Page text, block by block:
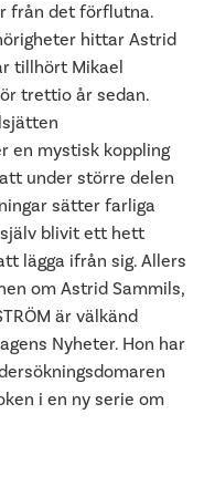
från det förflutna.
hittar Astrid
tillhört Mikael
trettio år sedan.
en mystisk koppling
under större delen
sätter farliga
blivit ett hett
lägga ifrån sig. Allers
om Astrid Sammils,
är välkänd
Nyheter. Hon har
i en ny serie om